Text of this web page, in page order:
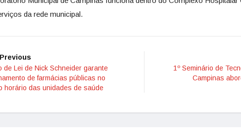
da rede municipal.
de Lei de Nick Schneider garante
de farmácias públicas no
horário das unidades de saúde
1º Seminário de
Campinas